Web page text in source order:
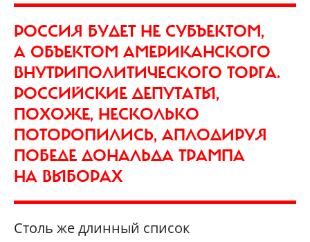
РОССИЯ БУДЕТ НЕ СУБЪЕКТОМ,
А ОБЪЕКТОМ АМЕРИКАНСКОГО
ВНУТРИПОЛИТИЧЕСКОГО ТОРГА.
РОССИЙСКИЕ ДЕПУТАТЫ,
ПОХОЖЕ, НЕСКОЛЬКО
ПОТОРОПИЛИСЬ, АПЛОДИРУЯ
ПОБЕДЕ ДОНАЛЬДА ТРАМПА
НА ВЫБОРАХ
Столь же длинный список